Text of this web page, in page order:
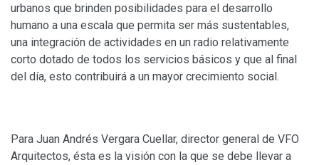
urbanos que brinden posibilidades para el desarrollo
humano a una escala que permita ser más sustentables,
una integración de actividades en un radio relativamente
corto dotado de todos los servicios básicos y que al final
del día, esto contribuirá a un mayor crecimiento social.
Para Juan Andrés Vergara Cuellar, director general de VFO
Arquitectos, ésta es la visión con la que se debe llevar a